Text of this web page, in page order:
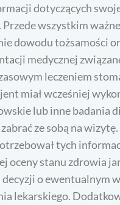
dotyczących
wszystkim
dowodu tożsamości
medycznej
leczeniem
miał wcześniej
lub inne badania
ze sobą na
tych
oceny stanu zdrowia
decyzji o ewentualnym
lekarskiego.